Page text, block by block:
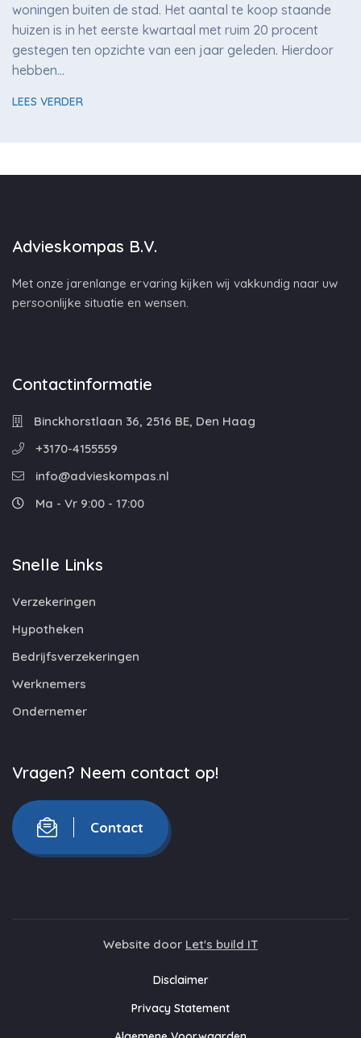
woningen buiten de stad. Het aantal te koop staande
huizen is in het eerste kwartaal met ruim 20 procent
gestegen ten opzichte van een jaar geleden. Hierdoor
hebben…
LEES VERDER
Advieskompas B.V.
Met onze jarenlange ervaring kijken wij vakkundig naar uw
persoonlijke situatie en wensen.
Contactinformatie
Binckhorstlaan 36, 2516 BE, Den Haag
+3170-4155559
info@advieskompas.nl
Ma - Vr 9:00 - 17:00
Snelle Links
Verzekeringen
Hypotheken
Bedrijfsverzekeringen
Werknemers
Ondernemer
Vragen? Neem contact op!
Contact
Website door Let's build IT
Disclaimer
Privacy Statement